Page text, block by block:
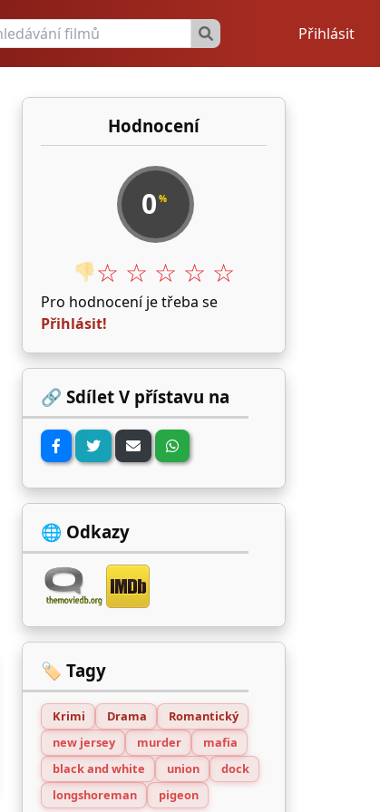
Přihlásit
Hodnocení
0 %
👎☆ ☆ ☆ ☆ ☆
Pro hodnocení je třeba se
Přihlásit!
🔗 Sdílet V přístavu na
🌐 Odkazy
🏷️ Tagy
Krimi Drama
Romantický
new jersey
murder
mafia
black and white
union
dock
longshoreman
pigeon